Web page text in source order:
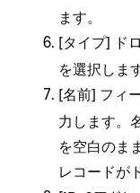
ます⁠。
[⁠タイプ⁠] ド
を選択しま
[⁠名前⁠] フ⁠ィ⁠
力します⁠。
を空白のま
レコ⁠ードが